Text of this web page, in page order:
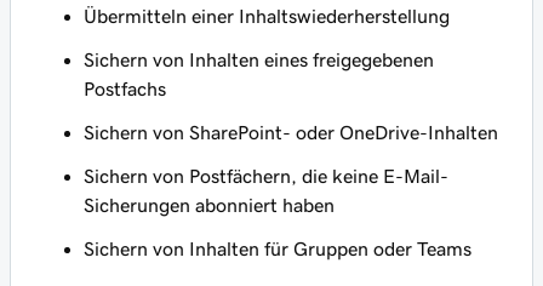
Übermitteln einer Inhaltswiederherstellung
Sichern von Inhalten eines freigegebenen
Postfachs
Sichern von SharePoint- oder OneDrive-Inhalten
Sichern von Postfächern, die keine E-Mail-
Sicherungen abonniert haben
Sichern von Inhalten für Gruppen oder Teams